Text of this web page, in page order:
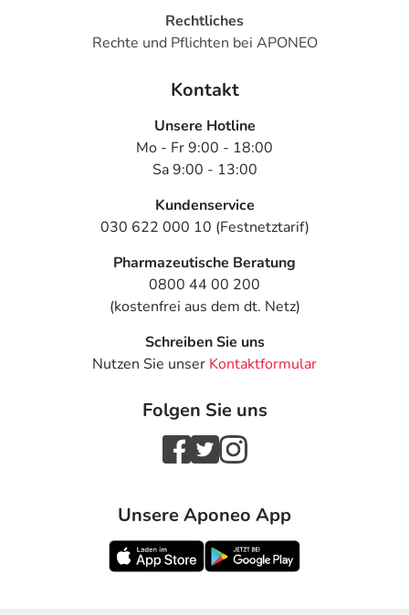
Rechtliches
Rechte und Pflichten bei APONEO
Kontakt
Unsere Hotline
Mo - Fr 9:00 - 18:00
Sa 9:00 - 13:00
Kundenservice
030 622 000 10 (Festnetztarif)
Pharmazeutische Beratung
0800 44 00 200
(kostenfrei aus dem dt. Netz)
Schreiben Sie uns
Nutzen Sie unser Kontaktformular
Folgen Sie uns
Unsere Aponeo App